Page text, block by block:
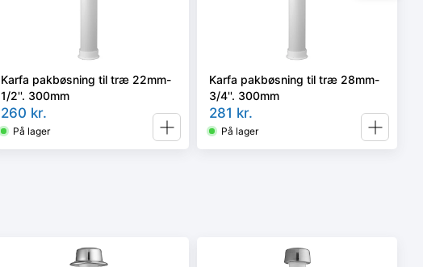
Karfa pakbøsning til træ 22mm-
1/2''. 300mm
260 kr.
På lager
Karfa pakbøsning til træ 28mm-
3/4''. 300mm
281 kr.
På lager